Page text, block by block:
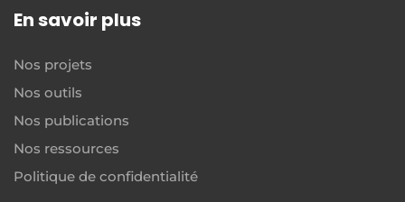
En savoir plus
Nos projets
Nos outils
Nos publications
Nos ressources
Politique de confidentialité